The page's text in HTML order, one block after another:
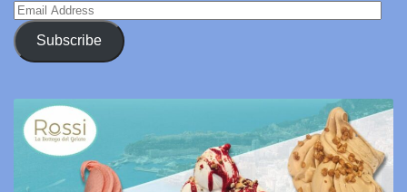
Email
Address
Subscribe